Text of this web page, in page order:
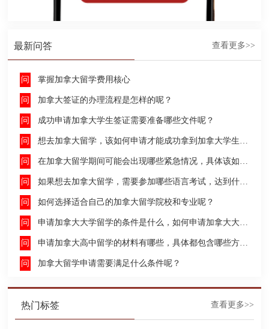
最新问答 查看更多>>
掌握加拿大留学费用核心
加拿大签证的办理流程是怎样的呢？
成功申请加拿大学生签证需要准备哪些文件呢？
想去加拿大留学，该如何申请才能成功拿到加拿大学生签证呢？
在加拿大留学期间可能会出现哪些紧急情况，具体该如何去处理这些紧急情况呢？
如果想去加拿大留学，需要参加哪些语言考试，达到什么水平才能申请呢？
如何选择适合自己的加拿大留学院校和专业呢？
申请加拿大大学留学的条件是什么，如何申请加拿大大学留学，留学的费用及签证申请流程是什么？
申请加拿大高中留学的材料有哪些，具体都包含哪些方面呢？
加拿大留学申请需要满足什么条件呢？
热门标签 查看更多>>